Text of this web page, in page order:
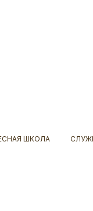
ШКОЛА